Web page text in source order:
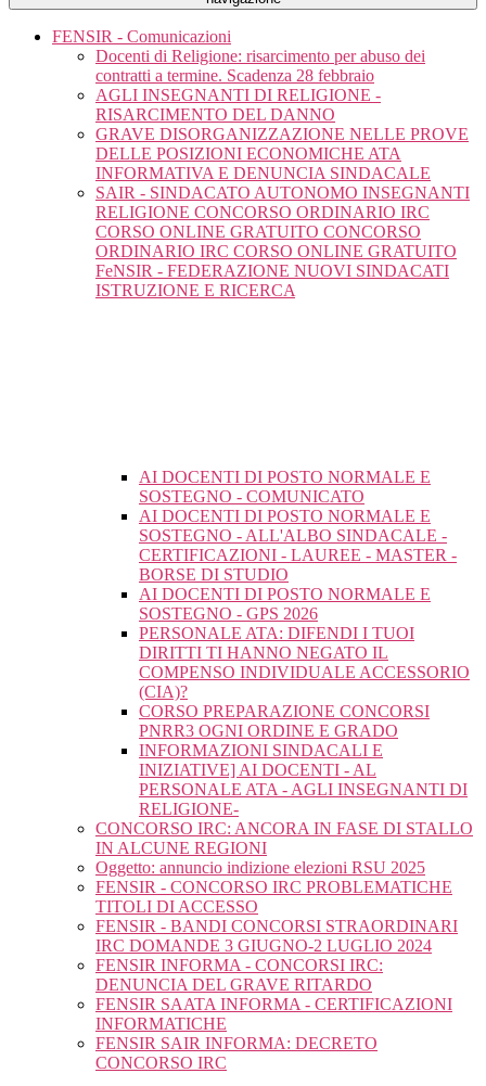
FENSIR - Comunicazioni
Docenti di Religione: risarcimento per abuso dei
contratti a termine. Scadenza 28 febbraio
AGLI INSEGNANTI DI RELIGIONE -
RISARCIMENTO DEL DANNO
GRAVE DISORGANIZZAZIONE NELLE PROVE
DELLE POSIZIONI ECONOMICHE ATA
INFORMATIVA E DENUNCIA SINDACALE
SAIR - SINDACATO AUTONOMO INSEGNANTI
RELIGIONE CONCORSO ORDINARIO IRC
CORSO ONLINE GRATUITO CONCORSO
ORDINARIO IRC CORSO ONLINE GRATUITO
FeNSIR - FEDERAZIONE NUOVI SINDACATI
ISTRUZIONE E RICERCA
AI DOCENTI DI POSTO NORMALE E
SOSTEGNO - COMUNICATO
AI DOCENTI DI POSTO NORMALE E
SOSTEGNO - ALL'ALBO SINDACALE -
CERTIFICAZIONI - LAUREE - MASTER -
BORSE DI STUDIO
AI DOCENTI DI POSTO NORMALE E
SOSTEGNO - GPS 2026
PERSONALE ATA: DIFENDI I TUOI
DIRITTI TI HANNO NEGATO IL
COMPENSO INDIVIDUALE ACCESSORIO
(CIA)?
CORSO PREPARAZIONE CONCORSI
PNRR3 OGNI ORDINE E GRADO
INFORMAZIONI SINDACALI E
INIZIATIVE] AI DOCENTI - AL
PERSONALE ATA - AGLI INSEGNANTI DI
RELIGIONE-
CONCORSO IRC: ANCORA IN FASE DI STALLO
IN ALCUNE REGIONI
Oggetto: annuncio indizione elezioni RSU 2025
FENSIR - CONCORSO IRC PROBLEMATICHE
TITOLI DI ACCESSO
FENSIR - BANDI CONCORSI STRAORDINARI
IRC DOMANDE 3 GIUGNO-2 LUGLIO 2024
FENSIR INFORMA - CONCORSI IRC:
DENUNCIA DEL GRAVE RITARDO
FENSIR SAATA INFORMA - CERTIFICAZIONI
INFORMATICHE
FENSIR SAIR INFORMA: DECRETO
CONCORSO IRC